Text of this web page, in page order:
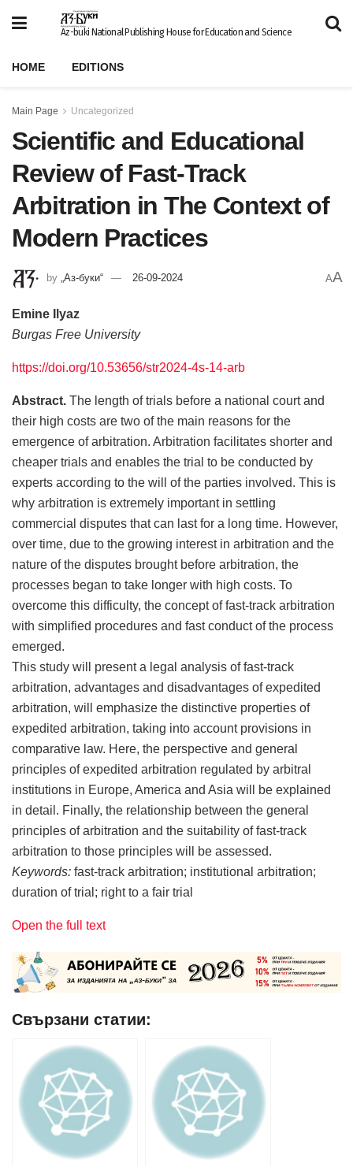
Az-buki National Publishing House for Education and Science
HOME EDITIONS
Main Page Uncategorized
Scientific and Educational
Review of Fast-Track
Arbitration in The Context of
Modern Practices
by „Аз-буки“ 26-09-2024 AA
Emine Ilyaz
Burgas Free University
https://doi.org/10.53656/str2024-4s-14-arb
Abstract. The length of trials before a national court and
their high costs are two of the main reasons for the
emergence of arbitration. Arbitration facilitates shorter and
cheaper trials and enables the trial to be conducted by
experts according to the will of the parties involved. This is
why arbitration is extremely important in settling
commercial disputes that can last for a long time. However,
over time, due to the growing interest in arbitration and the
nature of the disputes brought before arbitration, the
processes began to take longer with high costs. To
overcome this difficulty, the concept of fast-track arbitration
with simplified procedures and fast conduct of the process
emerged.
This study will present a legal analysis of fast-track
arbitration, advantages and disadvantages of expedited
arbitration, will emphasize the distinctive properties of
expedited arbitration, taking into account provisions in
comparative law. Here, the perspective and general
principles of expedited arbitration regulated by arbitral
institutions in Europe, America and Asia will be explained
in detail. Finally, the relationship between the general
principles of arbitration and the suitability of fast-track
arbitration to those principles will be assessed.
Keywords: fast-track arbitration; institutional arbitration;
duration of trial; right to a fair trial
Open the full text
Свързани статии: